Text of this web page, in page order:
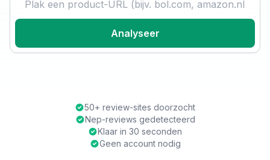
Analyseer
50+ review-sites doorzocht
Nep-reviews gedetecteerd
Klaar in 30 seconden
Geen account nodig